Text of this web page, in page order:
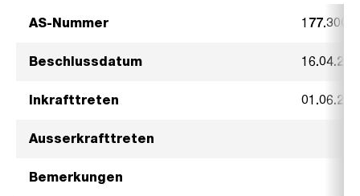
AS-Nummer 177.300
Beschlussdatum
Inkrafttreten
Ausserkrafttreten
Bemerkungen